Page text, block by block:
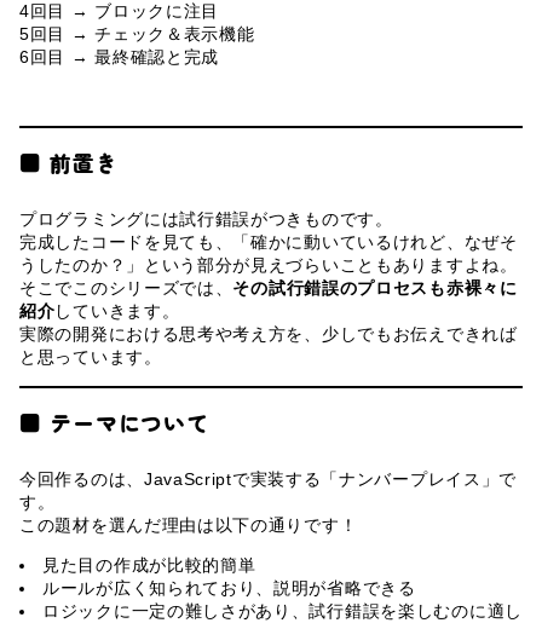
4回目 → ブロックに注目
5回目 → チェック＆表示機能
6回目 → 最終確認と完成
■ 前置き
プログラミングには試行錯誤がつきものです。
完成したコードを見ても、「確かに動いているけれど、なぜそ
うしたのか？」という部分が見えづらいこともありますよね。
そこでこのシリーズでは、 その試行錯誤のプロセスも赤裸々に
紹介していきます。
実際の開発における思考や考え方を、少しでもお伝えできれば
と思っています。
■ テーマについて
今回作るのは、JavaScriptで実装する「ナンバープレイス」で
す。
この題材を選んだ理由は以下の通りです！
見た目の作成が比較的簡単
ルールが広く知られており、説明が省略できる
ロジックに一定の難しさがあり、試行錯誤を楽しむのに適し